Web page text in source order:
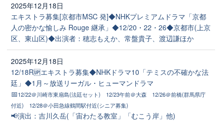
2025年12月18日
エキストラ募集[京都市MSC 発]◆NHKプレミアムドラマ「京都
人の密かな愉しみ Rouge 継承」◆12/20・22・26◆京都市(上京
区、東山区)◆出演者：穂志もえか、常盤貴子、渡辺謙ほか
2025年12月18日
12/18R🆙エキストラ募集◆NHKドラマ10「テミスの不確かな法
廷」◆1月～放送リーガル・ヒューマンドラマ
📅12/22＠川崎市東扇島(法廷セット) 12/23午前＠大森 12/26＠前橋(群馬県庁
付近) 12/28＠小田急線鶴間駅付近(シニア募集)
📢演出：吉川久岳(「宙わたる教室」「むこう岸」他)